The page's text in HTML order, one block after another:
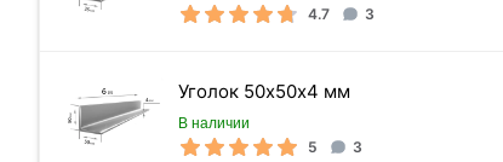
4.7 3
Уголок 50х50х4 мм
В наличии
5 3
Диаметр электрода
Цена указана